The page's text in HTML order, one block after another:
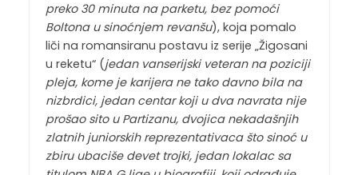
preko 30 minuta na parketu, bez pomoći
Boltona u sinoćnjem revanšu), koja pomalo
liči na romansiranu postavu iz serije „Žigosani
u reketu“ (jedan vanserijski veteran na poziciji
pleja, kome je karijera ne tako davno bila na
nizbrdici, jedan centar koji u dva navrata nije
prošao sito u Partizanu, dvojica nekadašnjih
zlatnih juniorskih reprezentativaca što sinoć u
zbiru ubaciše devet trojki, jedan lokalac sa